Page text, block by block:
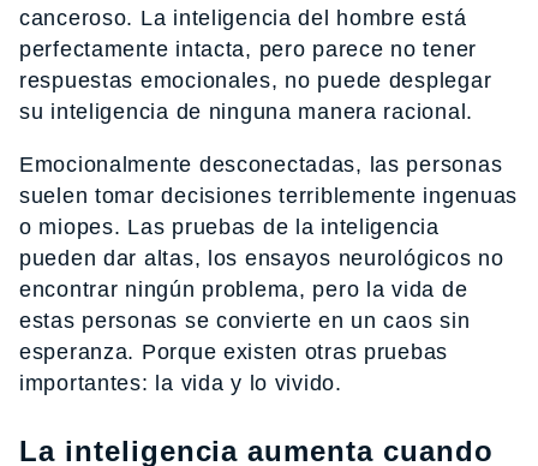
canceroso. La inteligencia del hombre está
perfectamente intacta, pero parece no tener
respuestas emocionales, no puede desplegar
su inteligencia de ninguna manera racional.
Emocionalmente desconectadas, las personas
suelen tomar decisiones terriblemente ingenuas
o miopes. Las pruebas de la inteligencia
pueden dar altas, los ensayos neurológicos no
encontrar ningún problema, pero la vida de
estas personas se convierte en un caos sin
esperanza. Porque existen otras pruebas
importantes: la vida y lo vivido.
La inteligencia aumenta cuando